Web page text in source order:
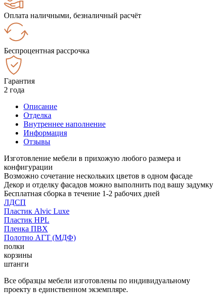
Оплата наличными, безналичный расчёт
Беспроцентная рассрочка
Гарантия
2 года
Описание
Отделка
Внутреннее наполнение
Информация
Отзывы
Изготовление мебели в прихожую любого размера и
конфигурации
Возможно сочетание нескольких цветов в одном фасаде
Декор и отделку фасадов можно выполнить под вашу задумку
Бесплатная сборка в течение 1-2 рабочих дней
ЛДСП
Пластик Alvic Luxe
Пластик HPL
Пленка ПВХ
Полотно АГТ (МДФ)
полки
корзины
штанги
Все образцы мебели изготовлены по индивидуальному
проекту в единственном экземпляре.